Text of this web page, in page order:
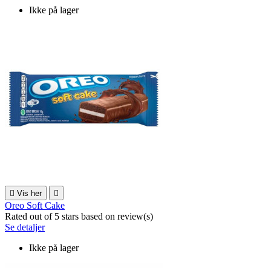
Ikke på lager
 Vis her 
Oreo Soft Cake
Rated out of 5 stars based on review(s)
Se detaljer
Ikke på lager